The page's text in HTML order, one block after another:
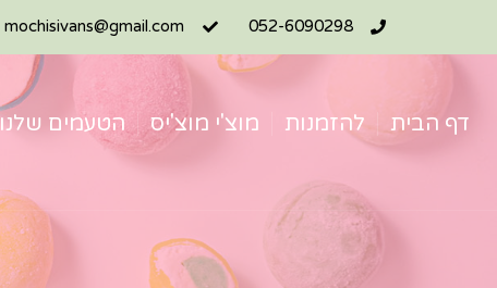
052-6090298
mochisivans@gmail.com
דף הבית להזמנות מוצ'י מוצ'יס הטעמים שלנו